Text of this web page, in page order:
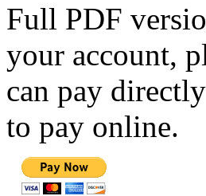
Full PDF
your account,
can pay
to pay online.